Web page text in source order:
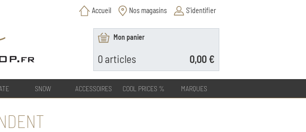
Accueil Nos magasins S'identifier
Mon panier
0 articles 0,00 €
SNOW ACCESSOIRES COOL PRICES % MARQUES